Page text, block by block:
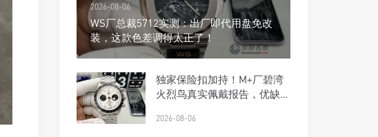
2026-08-06
WS厂总裁5712实测：出厂即代用盘免改
装，这款色差调得太正了！
独家保险扣加持！M+厂碧湾
火烈鸟真实佩戴报告，优缺点
2026-08-06